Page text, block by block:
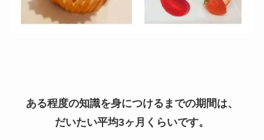
ある程度の知識を身につけるまでの期間は、
だいたい平均3ヶ月くらいです。